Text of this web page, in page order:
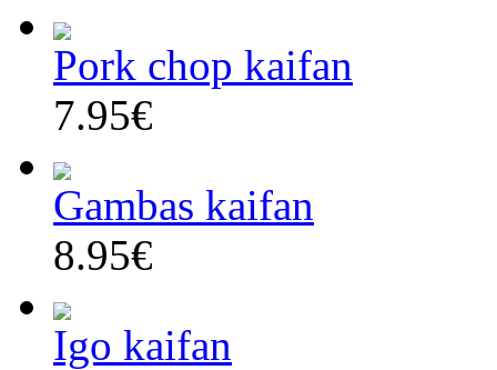
Pork chop kaifan
7.95€
Gambas kaifan
8.95€
Igo kaifan